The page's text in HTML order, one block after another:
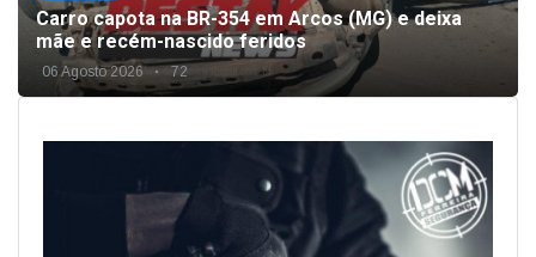
Carro capota na BR-354 em Arcos (MG) e deixa
mãe e recém-nascido feridos
06 Agosto 2026 72